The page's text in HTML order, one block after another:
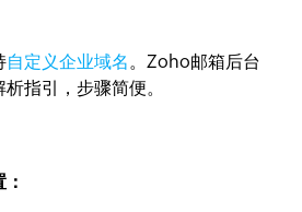
自定义企业域名。Zoho邮箱后台
指引，步骤简便。